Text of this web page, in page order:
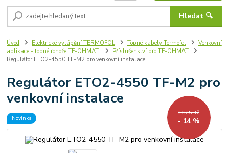
Hledat 🔍
Úvod Elektrické vytápění TERMOFOL Topné kabely Termofol
Venkovní
aplikace - topné rohože TF-OHMAT
Příslušenství pro TF-OHMAT
Regulátor ETO2-4550 TF-M2 pro venkovní instalace
Regulátor ETO2-4550 TF-M2 pro
venkovní instalace
Novinka
8 325 Kč
- 14 %